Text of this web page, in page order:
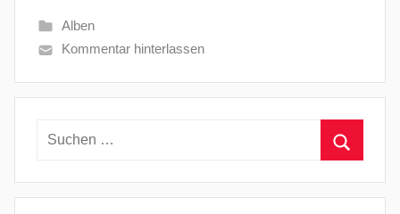
Alben
Kommentar hinterlassen
Suchen